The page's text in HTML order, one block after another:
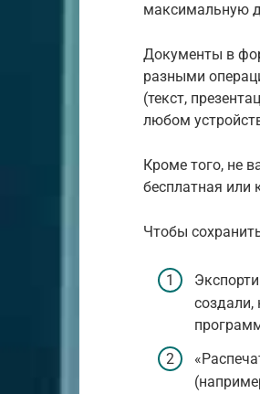
максимальную
Документы в
разными
(текст,
любом
Кроме того, не
бесплатная или
Чтобы
создали,